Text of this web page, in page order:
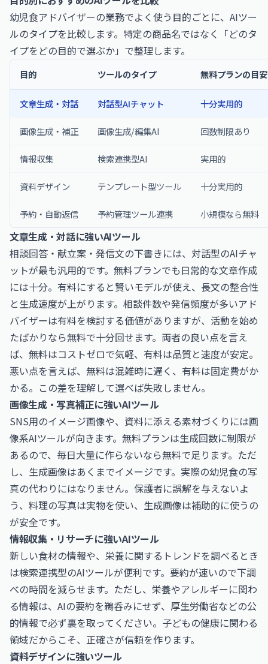
幼児食アドバイザーの業務でよく使う目的ごとに、AIツー
ルのタイプを比較します。特定の商品名ではなく「どのタ
イプをどの目的で選ぶか」で整理します。
目的 ツールのタイプ 無料プランの目安
文章生成・対話 対話型AIチャット 十分実用的
画像生成・補正 画像生成/編集AI 回数制限あり
情報収集 検索連携型AI 実用的
資料デザイン テンプレート型ツール 十分実用的
予約・自動返信 予約管理ツール連携 小規模なら無料
文章生成・対話に強いAIツール
相談回答・献立案・発信文の下書きには、対話型のAIチャ
ットが最も汎用的です。無料プランでも日常的な文章作成
には十分。有料にすると賢いモデルが使え、長文の整合性
と生成速度が上がります。相談件数や発信頻度が多いアド
バイザーは有料を検討する価値がありますが、活動を始め
たばかりなら無料で十分回せます。両者の良い点を言え
ば、無料はコストゼロで気軽、有料は品質と速度が安定。
悪い点を言えば、無料は混雑時に遅く、有料は固定費がか
かる。この差を理解して選べば失敗しません。
画像生成・写真補正に強いAIツール
SNS用のイメージ画像や、資料に添える素材づくりには画
像系AIツールが向きます。無料プランは生成回数に制限が
あるので、毎日大量に作らないなら無料で足ります。ただ
し、生成画像はあくまでイメージです。実際の幼児食の写
真の代わりにはなりません。保護者に誤解を与えないよ
う、料理の写真は実物を使い、生成画像は補助的に使うの
が安全です。
情報収集・リサーチに強いAIツール
新しい食材の情報や、栄養に関するトレンドを調べるとき
は検索連携型のAIツールが便利です。要約が速いので下調
べの時間を減らせます。ただし、栄養やアレルギーに関わ
る情報は、AIの要約を鵜呑みにせず、厚生労働省などの公
的情報で必ず裏を取ってください。子どもの健康に関わる
領域だからこそ、正確さが信頼を作ります。
資料デザインに強いツール